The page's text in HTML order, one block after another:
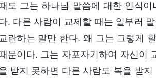
도 그는 하나님 말씀에 대한 인식
. 다른 사람이 교제할 때는 일부러
란하는 말만 한다. 왜 그는 그렇게
문이다. 그는 자포자기하여 자신이
받지 못하면 다른 사람도 복을 받